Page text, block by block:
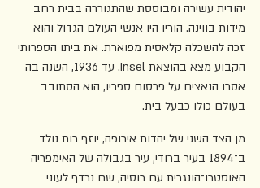
יהודית עשירה ומבוססת שהתגוררה בבית רחב
מידות בווינה. הוריו היו אנשי העולם הגדול והוא
זכה להשכלה קלאסית מפוארת. את ביתו הספרותי
הקבוע מצא בהוצאת Insel. עד 1936, השנה בה
אסרו הנאצים על פרסום ספריו, הוא הסתובב
בעולם כולו כבעל בית.
מן הצד השני של יהדות אירופה, יוזף רות נולד
ב־1894 בעיר ברודי, עיר בגבולה של האימפריה
האוסטרו־הונגרית עם רוסיה, שם נרדף לעוני